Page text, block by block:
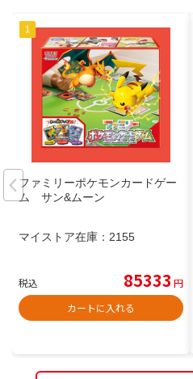
ファミリーポケモンカードゲー
ム サン&ムーン
マイストア在庫： 2155
税込 85333 円
カートに入れる